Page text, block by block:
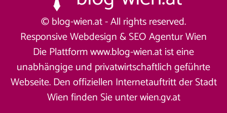
© blog-wien.at - All rights reserved.
Responsive Webdesign &SEO Agentur Wien
Die Plattform www.blog-wien.at ist eine
unabhängige und privatwirtschaftlich geführte
Webseite. Den offiziellen Internetauftritt der Stadt
Wien finden Sie unterwien.gv.at